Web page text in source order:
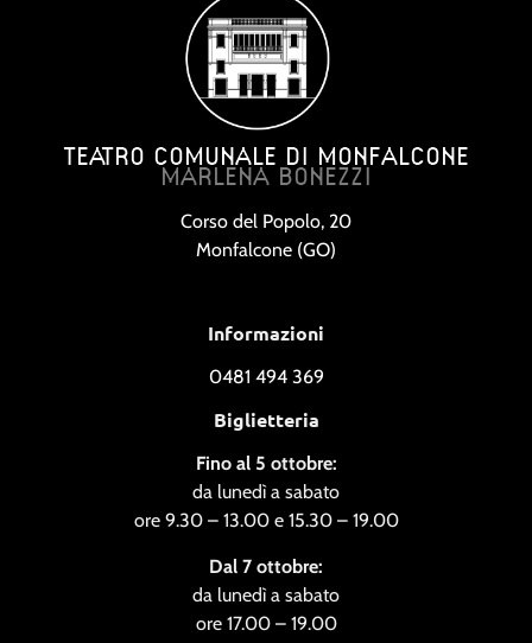
TEATRO COMUNALE DI MONFALCONE
MARLENA BONEZZI
Corso del Popolo, 20
Monfalcone (GO)
Informazioni
0481 494 369
Biglietteria
Fino al 5 ottobre:
da lunedì a sabato
ore 9.30 – 13.00 e 15.30 – 19.00
Dal 7 ottobre:
da lunedì a sabato
ore 17.00 – 19.00